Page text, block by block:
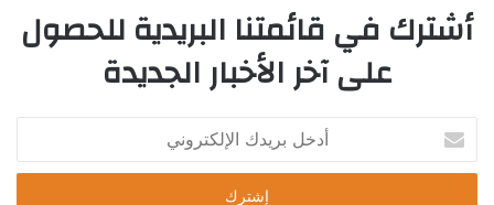
أشترك في قائمتنا البريدية للحصول
على آخر الأخبار الجديدة
بريدك
الإلكتروني